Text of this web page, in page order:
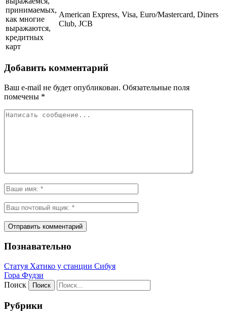
принимаемых,
как многие
выражаются,
кредитных
карт
American Express, Visa, Euro/Mastercard, Diners
Club, JCB
Добавить комментарий
Ваш e-mail не будет опубликован. Обязательные поля
помечены *
Познавательно
Статуя Хатико у станции Сибуя
Гора Фудзи
Поиск
Рубрики